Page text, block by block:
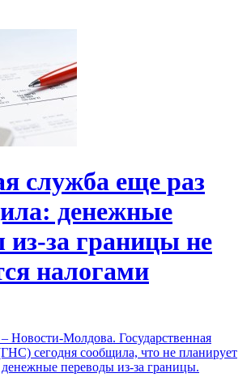
служба еще раз
денежные
из-за границы не
налогами
Молдова. Государственная
сегодня сообщила, что не планирует
денежные переводы из-за границы.